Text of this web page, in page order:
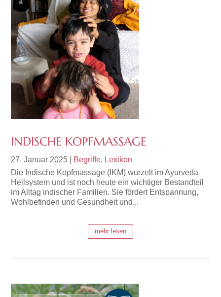
INDISCHE KOPFMASSAGE
27. Januar 2025 Begriffe, Lexikon
Die Indische Kopfmassage (IKM) wurzelt im Ayurveda
Heilsystem und ist noch heute ein wichtiger Bestandteil
im Alltag indischer Familien. Sie fördert Entspannung,
Wohlbefinden und Gesundheit und...
mehr lesen